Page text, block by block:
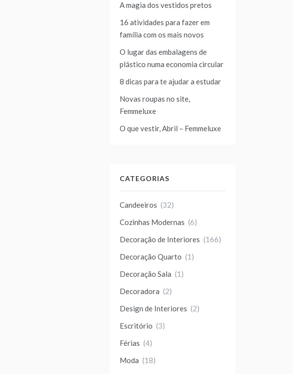
A magia dos vestidos pretos
16 atividades para fazer em
família com os mais novos
O lugar das embalagens de
plástico numa economia circular
8 dicas para te ajudar a estudar
Novas roupas no site,
Femmeluxe
O que vestir, Abril – Femmeluxe
CATEGORIAS
Candeeiros (32)
Cozinhas Modernas (6)
Decoração de Interiores (166)
Decoração Quarto (1)
Decoração Sala (1)
Decoradora (2)
Design de Interiores (2)
Escritório (3)
Férias (4)
Moda (18)